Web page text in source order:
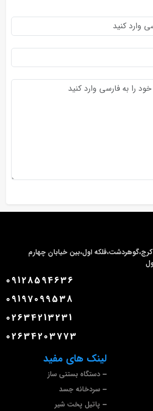
لینک های مفید
دستگاه بستنی ساز
سردخانه جسد
پاتیل پخت شیر
کرج،گوهردشت،فلکه اول،بین خیابان چهارم
09128594636
09197099538
02634213231
02634203773